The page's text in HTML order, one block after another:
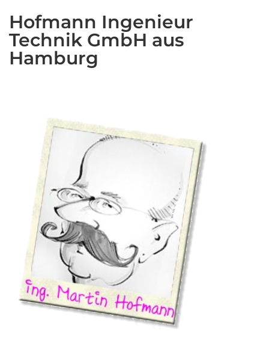
Hofmann Ingenieur
Technik GmbH aus
Hamburg